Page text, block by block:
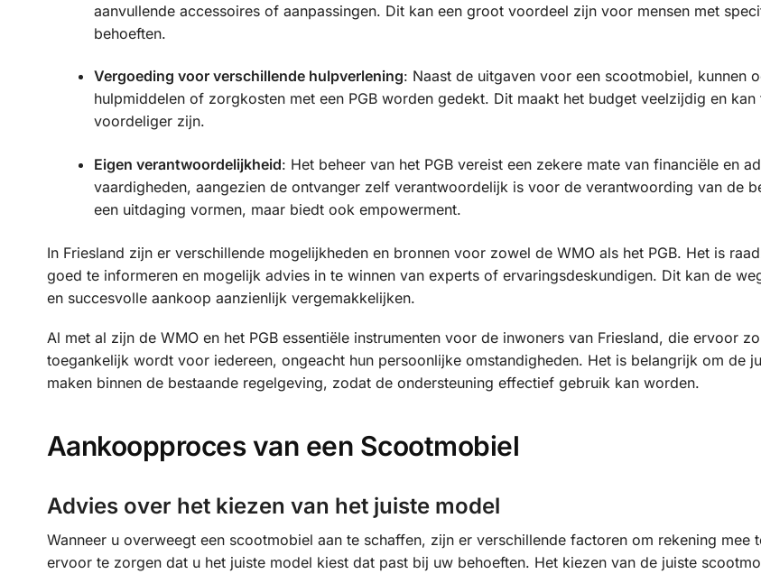
aanvullende accessoires of aanpassingen. Dit kan een groot voordeel zijn voor mensen met
behoeften.
Vergoeding voor verschillende hulpverlening: Naast de uitgaven voor een scootmobiel, kunnen
hulpmiddelen of zorgkosten met een PGB worden gedekt. Dit maakt het budget veelzijdig en kan
voordeliger zijn.
Eigen verantwoordelijkheid: Het beheer van het PGB vereist een zekere mate van financiële en
vaardigheden, aangezien de ontvanger zelf verantwoordelijk is voor de verantwoording van de
een uitdaging vormen, maar biedt ook empowerment.
In Friesland zijn er verschillende mogelijkheden en bronnen voor zowel de WMO als het PGB. Het is
goed te informeren en mogelijk advies in te winnen van experts of ervaringsdeskundigen. Dit kan de
en succesvolle aankoop aanzienlijk vergemakkelijken.
Al met al zijn de WMO en het PGB essentiële instrumenten voor de inwoners van Friesland, die ervoor
toegankelijk wordt voor iedereen, ongeacht hun persoonlijke omstandigheden. Het is belangrijk om de
maken binnen de bestaande regelgeving, zodat de ondersteuning effectief gebruik kan worden.
Aankoopproces van een Scootmobiel
Advies over het kiezen van het juiste model
Wanneer u overweegt een scootmobiel aan te schaffen, zijn er verschillende factoren om rekening mee
ervoor te zorgen dat u het juiste model kiest dat past bij uw behoeften. Het kiezen van de juiste